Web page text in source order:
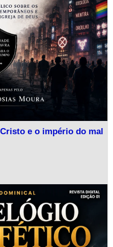
e o império do mal